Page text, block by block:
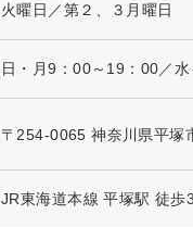
火曜日／第２、３月曜日
日・月9：00～19：00／
〒254-0065 神奈川県平塚
JR東海道本線 平塚駅 徒